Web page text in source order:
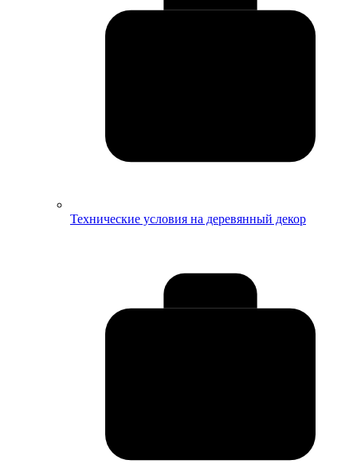
Технические условия на деревянный декор